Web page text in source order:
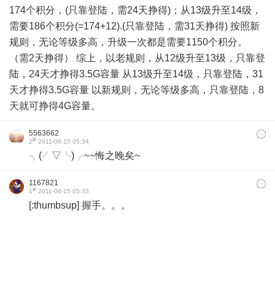
174个积分，(只靠登陆，需24天挣得)；从13级升至14级，
需要186个积分(=174+12).(只靠登陆，需31天挣得) 按照新
规则，无论等级多高，升级一次都是需要1150个积分。
（需2天挣得） 综上，以老规则，从12级升至13级，只靠登
陆，24天才挣得3.5G容量 从13级升至14级，只靠登陆，31
天才挣得3.5G容量 以新规则，无论等级多高，只靠登陆，8
天就可挣得4G容量。
5563662
2# 2011-06-15 05:34
╮(╯▽╰)╭~~悔之晚矣~
1167821
1# 2011-06-15 05:33
[:thumbsup] 握手。。。